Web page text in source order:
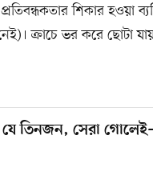
শিকার হওয়া
ক্রাচে ভর করে ছোটা
যে তিনজন, সেরা